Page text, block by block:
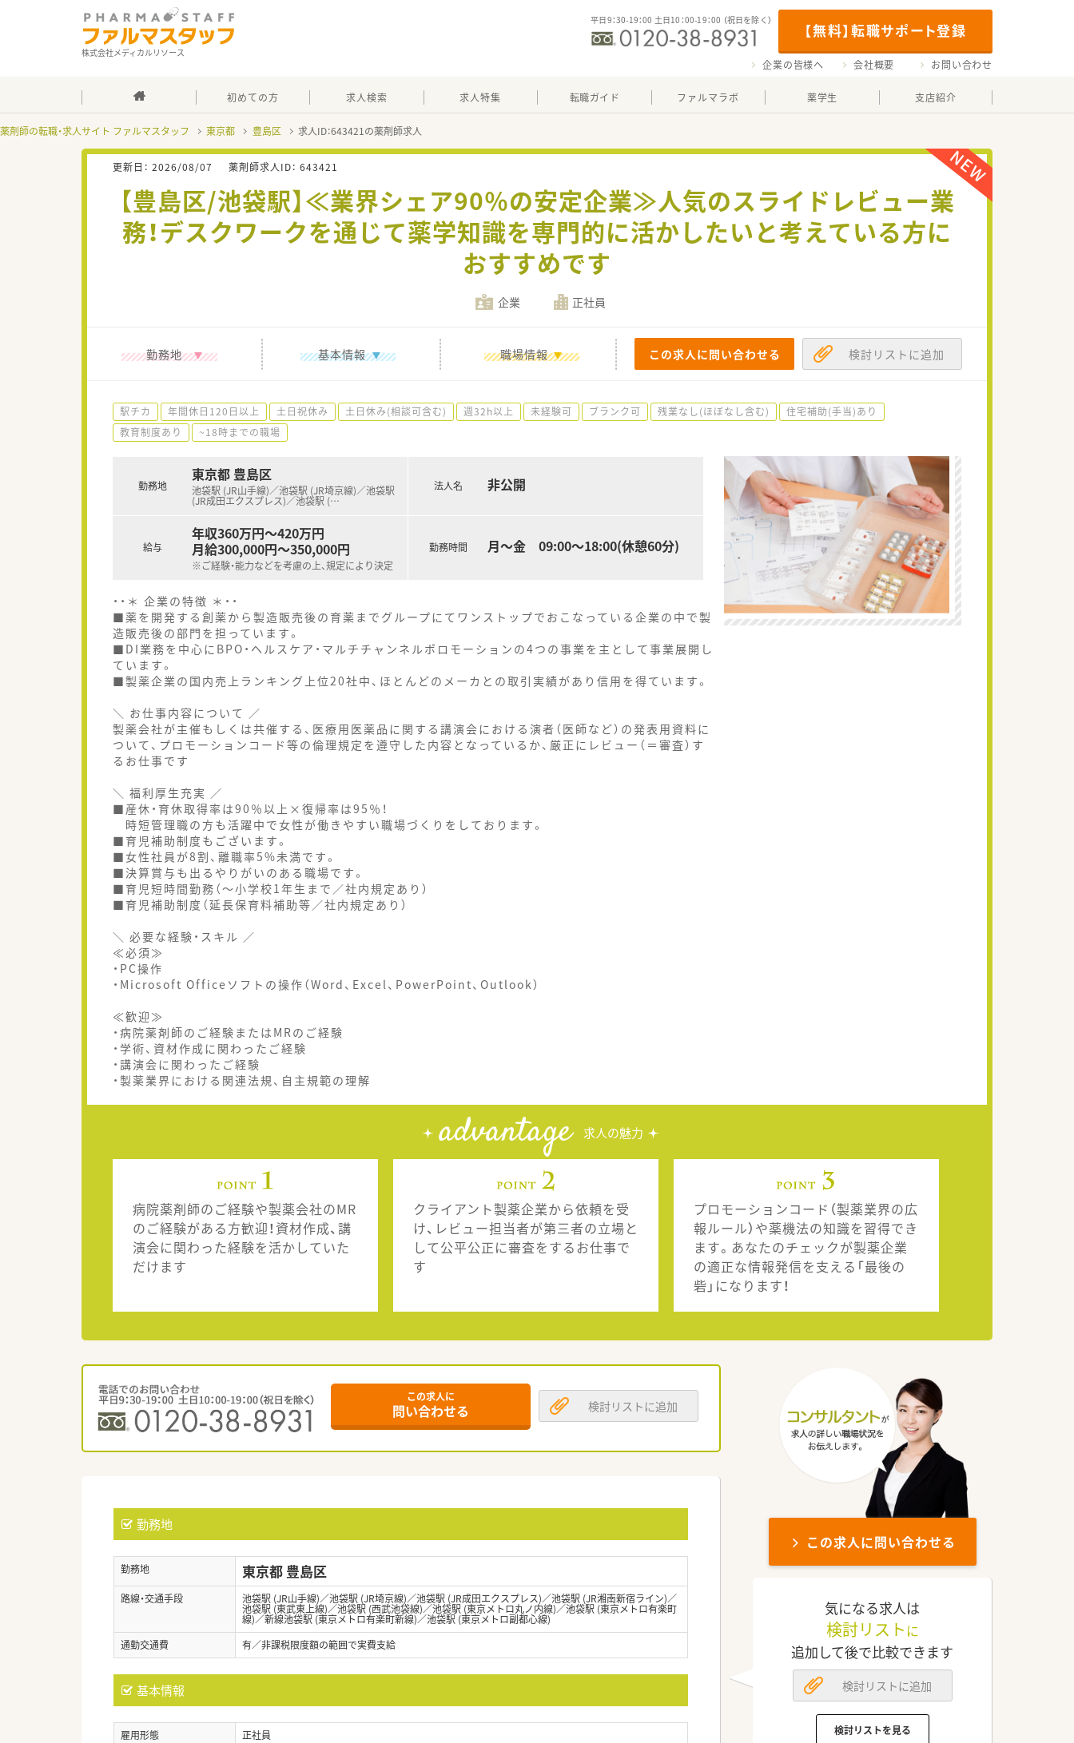
株式会社メディカルリソース
【無料】転職サポート登録
平日9：30-19：00 土日10：00-19：00 （祝日を除く）
企業の皆様へ 会社概要 お問い合わせ
初めての方 求人検索 求人特集 転職ガイド ファルマラボ 薬学生 支店紹介
薬剤師の転職・求人サイト ファルマスタッフ 東京都 豊島区 求人ID：643421の薬剤師求人
更新日： 2026/08/07 薬剤師求人ID： 643421
【豊島区/池袋駅】≪業界シェア90％の安定企業≫人気のスライドレビュー業
務！デスクワークを通じて薬学知識を専門的に活かしたいと考えている方に
おすすめです
企業 正社員
勤務地 基本情報 職場情報 この求人に問い合わせる 検討リストに追加
駅チカ 年間休日120日以上 土日祝休み 土日休み(相談可含む) 週32h以上 未経験可 ブランク可 残業なし(ほぼなし含む)
住宅補助(手当)あり
教育制度あり
~18時までの職場
勤務地
東京都 豊島区
池袋駅 (JR山手線)／池袋駅 (JR埼京線)／池袋駅
(JR成田エクスプレス)／池袋駅 (…
給与
年収360万円～420万円
月給300,000円～350,000円
※ご経験・能力などを考慮の上、規定により決定
法人名 非公開
勤務時間 月～金 09:00～18:00(休憩60分)
・・＊ 企業の特徴 ＊・・
■薬を開発する創薬から製造販売後の育薬までグループにてワンストップでおこなっている企業の中で製
造販売後の部門を担っています。
■DI業務を中心にBPO・ヘルスケア・マルチチャンネルポロモーションの4つの事業を主として事業展開し
ています。
■製薬企業の国内売上ランキング上位20社中、ほとんどのメーカとの取引実績があり信用を得ています。
＼ お仕事内容について ／
製薬会社が主催もしくは共催する、医療用医薬品に関する講演会における演者（医師など）の発表用資料に
ついて、プロモーションコード等の倫理規定を遵守した内容となっているか、厳正にレビュー（＝審査）す
るお仕事です
＼ 福利厚生充実 ／
■産休・育休取得率は90％以上×復帰率は95％！
時短管理職の方も活躍中で女性が働きやすい職場づくりをしております。
■育児補助制度もございます。
■女性社員が8割、離職率5%未満です。
■決算賞与も出るやりがいのある職場です。
■育児短時間勤務（～小学校1年生まで／社内規定あり）
■育児補助制度（延長保育料補助等／社内規定あり）
＼ 必要な経験・スキル ／
≪必須≫
・PC操作
・Microsoft Officeソフトの操作（Word、Excel、PowerPoint、Outlook）
≪歓迎≫
・病院薬剤師のご経験またはMRのご経験
・学術、資材作成に関わったご経験
・講演会に関わったご経験
・製薬業界における関連法規、自主規範の理解
advantage 求人の魅力
病院薬剤師のご経験や製薬会社のMR
のご経験がある方歓迎！資材作成、講
演会に関わった経験を活かしていた
だけます
クライアント製薬企業から依頼を受
け、レビュー担当者が第三者の立場と
して公平公正に審査をするお仕事で
す
プロモーションコード（製薬業界の広
報ルール）や薬機法の知識を習得でき
ます。あなたのチェックが製薬企業
の適正な情報発信を支える「最後の
砦」になります！
この求人に
問い合わせる 検討リストに追加
勤務地
勤務地 東京都 豊島区
路線・交通手段 池袋駅 (JR山手線)／池袋駅 (JR埼京線)／池袋駅 (JR成田エクスプレス)／池袋駅 (JR湘南新宿ライン)／
池袋駅 (東武東上線)／池袋駅 (西武池袋線)／池袋駅 (東京メトロ丸ノ内線)／池袋駅 (東京メトロ有楽町
線)／新線池袋駅 (東京メトロ有楽町新線)／池袋駅 (東京メトロ副都心線)
通勤交通費
有／非課税限度額の範囲で実費支給
基本情報
雇用形態
正社員
この求人に問い合わせる
気になる求人は
検討リスト に
追加して後で比較できます
検討リストに追加
検討リストを見る